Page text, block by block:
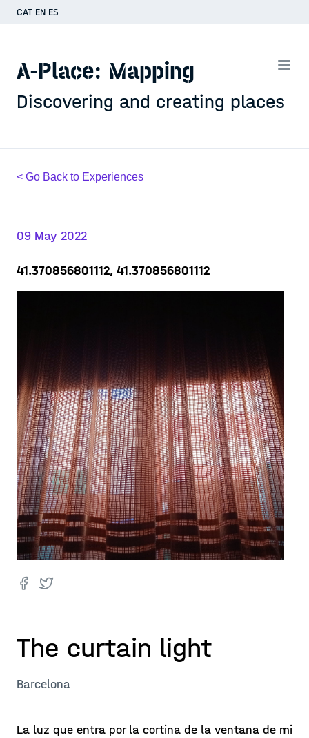
CAT EN ES
A-Place: Mapping
Discovering and creating places
< Go Back to Experiences
09 May 2022
41.370856801112, 41.370856801112
The curtain light
Barcelona
La luz que entra por la cortina de la ventana de mi